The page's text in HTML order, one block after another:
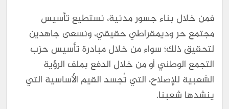
فمن خلال بناء جسور مدنية، نستطيع تأسيس
مجتمع حر وديمقراطي حقيقي، ونسعى جاهدين
لتحقيق ذلك؛ سواء من خلال مبادرة تأسيس حزب
التجمع الوطني أو من خلال الدفع بملف الرؤية
الشعبية للإصلاح، التي تُجسد القيم الأساسية التي
ينشدها شعبنا.